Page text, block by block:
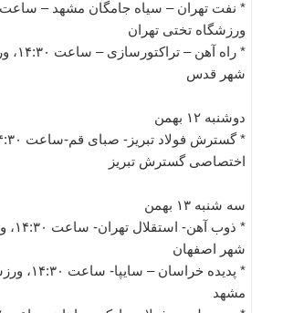
ورزشگاه تختی تهران
* راه
شهر قدس
دوشنبه ۱۲ بهمن
اختصاصی گسترش تبریز
سه شنبه ۱۳ بهمن
* ذوب
شهر اصفهان
* پدیده خراسان
مشهد